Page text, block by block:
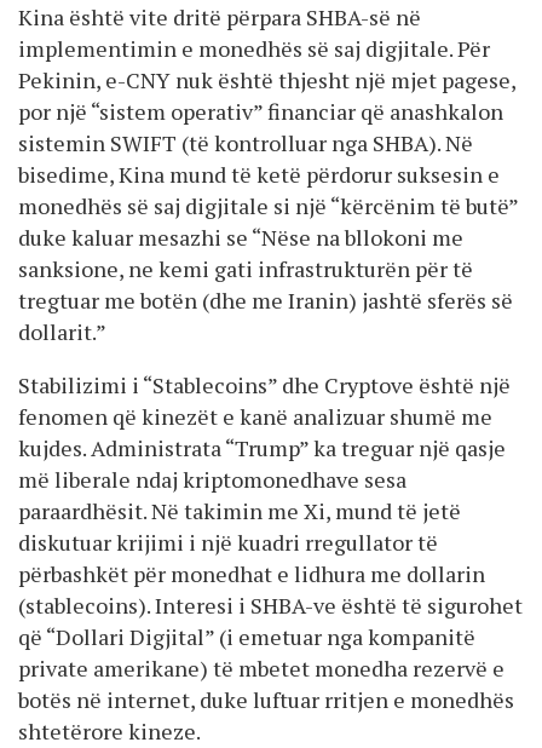
Kina është vite dritë përpara SHBA-së në
implementimin e monedhës së saj digjitale. Për
Pekinin, e-CNY nuk është thjesht një mjet pagese,
por një “sistem operativ” financiar që anashkalon
sistemin SWIFT (të kontrolluar nga SHBA). Në
bisedime, Kina mund të ketë përdorur suksesin e
monedhës së saj digjitale si një “kërcënim të butë”
duke kaluar mesazhi se “Nëse na bllokoni me
sanksione, ne kemi gati infrastrukturën për të
tregtuar me botën (dhe me Iranin) jashtë sferës së
dollarit.”
Stabilizimi i “Stablecoins” dhe Cryptove është një
fenomen që kinezët e kanë analizuar shumë me
kujdes. Administrata “Trump” ka treguar një qasje
më liberale ndaj kriptomonedhave sesa
paraardhësit. Në takimin me Xi, mund të jetë
diskutuar krijimi i një kuadri rregullator të
përbashkët për monedhat e lidhura me dollarin
(stablecoins). Interesi i SHBA-ve është të sigurohet
që “Dollari Digjital” (i emetuar nga kompanitë
private amerikane) të mbetet monedha rezervë e
botës në internet, duke luftuar rritjen e monedhës
shtetërore kineze.